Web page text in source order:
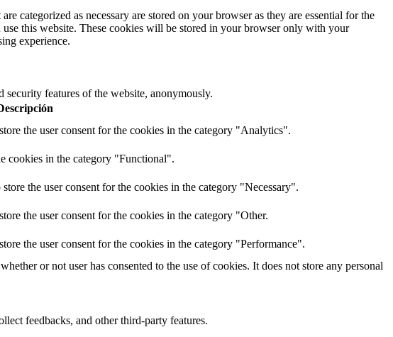
categorized as necessary are stored on your browser as they are essential for the
this website. These cookies will be stored in your browser only with your
experience.
security features of the website, anonymously.
the user consent for the cookies in the category "Analytics".
cookies in the category "Functional".
the user consent for the cookies in the category "Necessary".
the user consent for the cookies in the category "Other.
the user consent for the cookies in the category "Performance".
or not user has consented to the use of cookies. It does not store any personal
feedbacks, and other third-party features.